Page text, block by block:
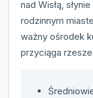
nad Wisłą,
rodzinnym
ważny ośrodek
przyciąga